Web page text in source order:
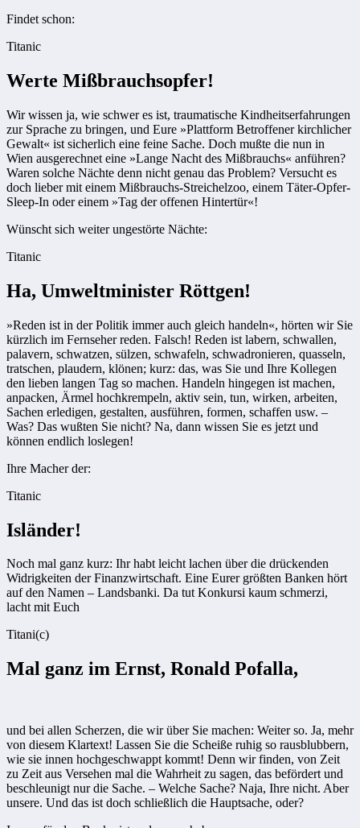
Findet schon:
Titanic
Werte Mißbrauchsopfer!
Wir wissen ja, wie schwer es ist, traumatische Kindheitserfahrungen
zur Sprache zu bringen, und Eure »Plattform Betroffener kirchlicher
Gewalt« ist sicherlich eine feine Sache. Doch mußte die nun in
Wien ausgerechnet eine »Lange Nacht des Mißbrauchs« anführen?
Waren solche Nächte denn nicht genau das Problem? Versucht es
doch lieber mit einem Mißbrauchs-Streichelzoo, einem Täter-Opfer-
Sleep-In oder einem »Tag der offenen Hintertür«!
Wünscht sich weiter ungestörte Nächte:
Titanic
Ha, Umweltminister Röttgen!
»Reden ist in der Politik immer auch gleich handeln«, hörten wir Sie
kürzlich im Fernseher reden. Falsch! Reden ist labern, schwallen,
palavern, schwatzen, sülzen, schwafeln, schwadronieren, quasseln,
tratschen, plaudern, klönen; kurz: das, was Sie und Ihre Kollegen
den lieben langen Tag so machen. Handeln hingegen ist machen,
anpacken, Ärmel hochkrempeln, aktiv sein, tun, wirken, arbeiten,
Sachen erledigen, gestalten, ausführen, formen, schaffen usw. –
Was? Das wußten Sie nicht? Na, dann wissen Sie es jetzt und
können endlich loslegen!
Ihre Macher der:
Titanic
Isländer!
Noch mal ganz kurz: Ihr habt leicht lachen über die drückenden
Widrigkeiten der Finanzwirtschaft. Eine Eurer größten Banken hört
auf den Namen – Landsbanki. Da tut Konkursi kaum schmerzi,
lacht mit Euch
Titani(c)
Mal ganz im Ernst, Ronald Pofalla,
und bei allen Scherzen, die wir über Sie machen: Weiter so. Ja, mehr
von diesem Klartext! Lassen Sie die Scheiße ruhig so rausblubbern,
wie sie innen hochgeschwappt kommt! Denn wir finden, von Zeit
zu Zeit aus Versehen mal die Wahrheit zu sagen, das befördert und
beschleunigt nur die Sache. – Welche Sache? Naja, Ihre nicht. Aber
unsere. Und das ist doch schließlich die Hauptsache, oder?